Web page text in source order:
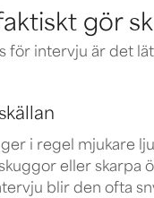
gör
för intervju är det
i regel mjukare
eller skarpa
blir den ofta